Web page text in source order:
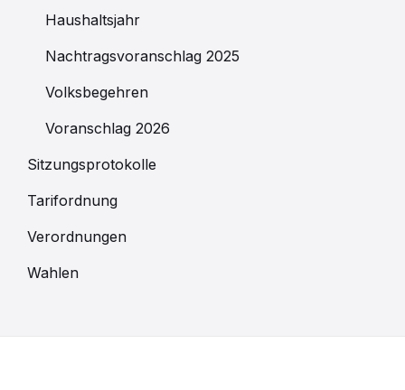
Haushaltsjahr
Nachtragsvoranschlag 2025
Volksbegehren
Voranschlag 2026
Sitzungsprotokolle
Tarifordnung
Verordnungen
Wahlen